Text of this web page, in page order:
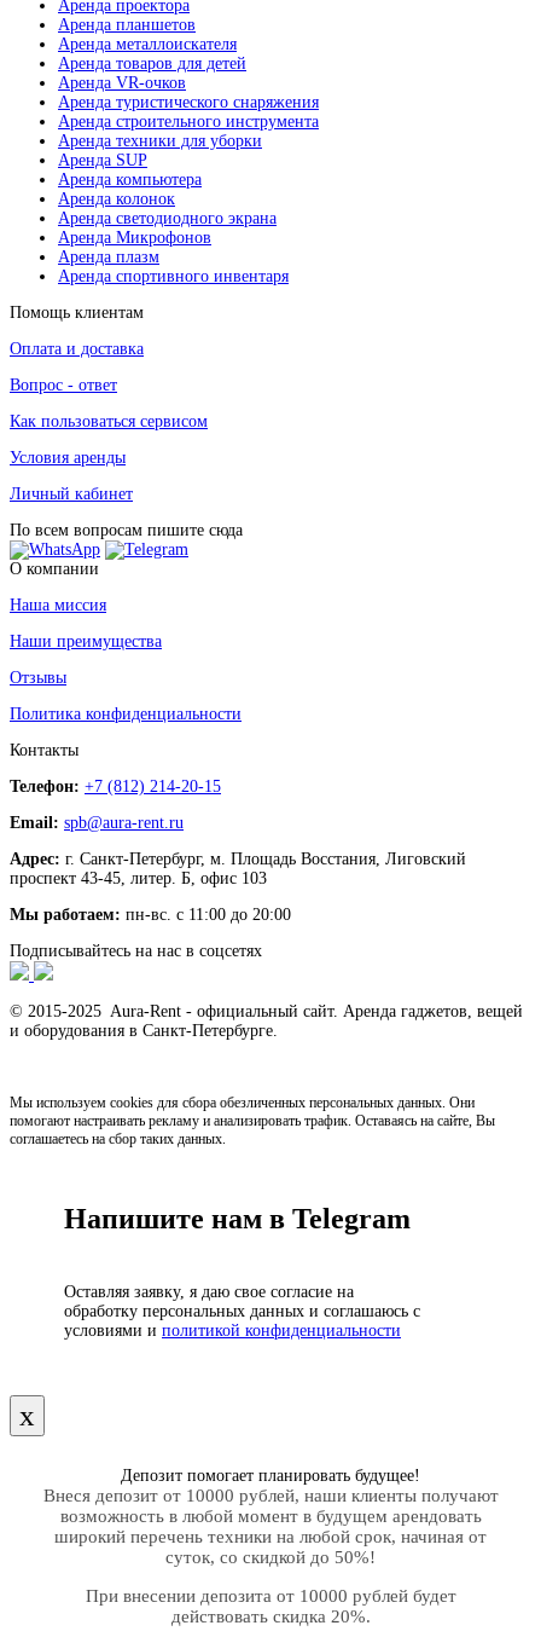
Аренда проектора
Аренда планшетов
Аренда металлоискателя
Аренда товаров для детей
Аренда VR-очков
Аренда туристического снаряжения
Аренда строительного инструмента
Аренда техники для уборки
Аренда SUP
Аренда компьютера
Аренда колонок
Аренда светодиодного экрана
Аренда Микрофонов
Аренда плазм
Аренда спортивного инвентаря
Помощь клиентам
Оплата и доставка
Вопрос - ответ
Как пользоваться сервисом
Условия аренды
Личный кабинет
По всем вопросам пишите сюда
О компании
Наша миссия
Наши преимущества
Отзывы
Политика конфиденциальности
Контакты
Телефон: +7 (812) 214-20-15
Email: spb@aura-rent.ru
Адрес: г. Санкт-Петербург, м. Площадь Восстания, Лиговский
проспект 43-45, литер. Б, офис 103
Мы работаем: пн-вс. с 11:00 до 20:00
Подписывайтесь на нас в соцсетях
© 2015-2025 Aura-Rent - официальный сайт. Аренда гаджетов, вещей
и оборудования в Санкт-Петербурге.
Мы используем cookies для сбора обезличенных персональных данных. Они
помогают настраивать рекламу и анализировать трафик. Оставаясь на сайте, Вы
соглашаетесь на сбор таких данных.
Напишите нам в Telegram
Оставляя заявку, я даю свое согласие на
обработку персональных данных и соглашаюсь с
условиями и политикой конфиденциальности
х
Депозит помогает планировать будущее!
Внеся депозит от 10000 рублей, наши клиенты получают
возможность в любой момент в будущем арендовать
широкий перечень техники на любой срок, начиная от
суток, со скидкой до 50%!
При внесении депозита от 10000 рублей будет
действовать скидка 20%.